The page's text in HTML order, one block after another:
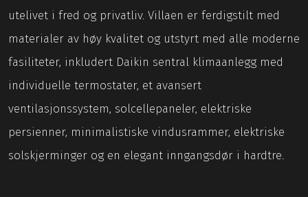
utelivet i fred og privatliv. Villaen er ferdigstilt med
materialer av høy kvalitet og utstyrt med alle moderne
fasiliteter, inkludert Daikin sentral klimaanlegg med
individuelle termostater, et avansert
ventilasjonssystem, solcellepaneler, elektriske
persienner, minimalistiske vindusrammer, elektriske
solskjerminger og en elegant inngangsdør i hardtre.